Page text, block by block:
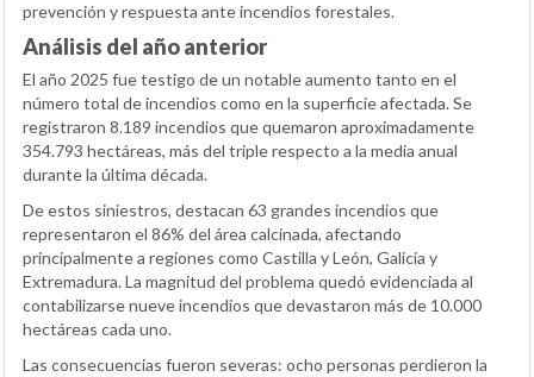
prevención y respuesta ante incendios forestales.
Análisis del año anterior
El año 2025 fue testigo de un notable aumento tanto en el
número total de incendios como en la superficie afectada. Se
registraron 8.189 incendios que quemaron aproximadamente
354.793 hectáreas, más del triple respecto a la media anual
durante la última década.
De estos siniestros, destacan 63 grandes incendios que
representaron el 86% del área calcinada, afectando
principalmente a regiones como Castilla y León, Galicia y
Extremadura. La magnitud del problema quedó evidenciada al
contabilizarse nueve incendios que devastaron más de 10.000
hectáreas cada uno.
Las consecuencias fueron severas: ocho personas perdieron la